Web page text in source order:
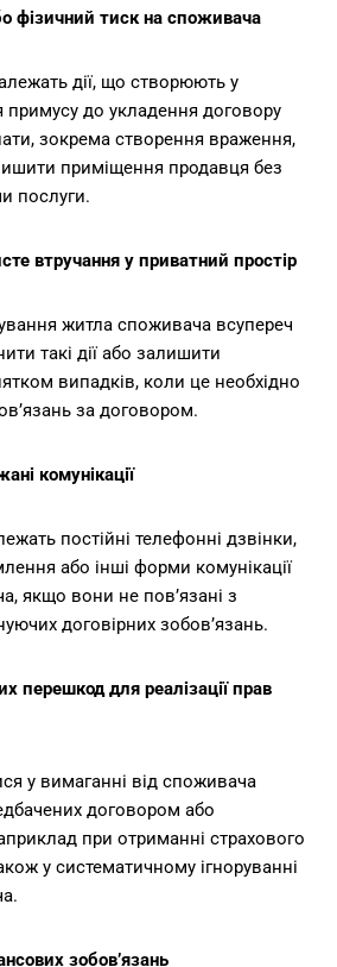
фізичний тиск на споживача
дії, що створюють у
примусу до укладення договору
зокрема створення враження,
приміщення продавця без
послуги.
втручання у приватний простір
житла споживача всупереч
такі дії або залишити
випадків, коли це необхідно
за договором.
комунікації
постійні телефонні дзвінки,
або інші форми комунікації
якщо вони не пов’язані з
договірних зобов’язань.
перешкод для реалізації прав
у вимаганні від споживача
договором або
при отриманні страхового
у систематичному ігноруванні
зобов’язань